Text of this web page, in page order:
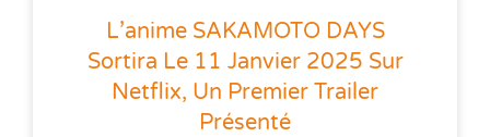
L’anime SAKAMOTO DAYS
Sortira Le 11 Janvier 2025 Sur
Netflix, Un Premier Trailer
Présenté